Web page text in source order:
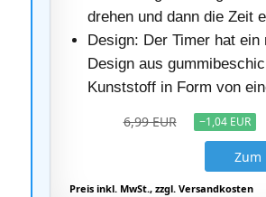
drehen und dann die Zeit
Design: Der Timer hat ein
Design aus
Kunststoff in Form von
6,99 EUR −1,04 EUR
Zum
Preis inkl. MwSt., zzgl. Versandkosten